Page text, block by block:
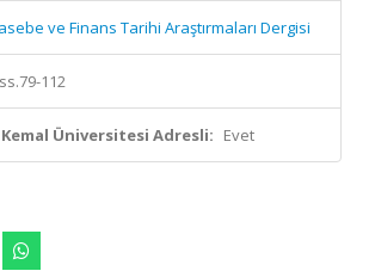
ve Finans Tarihi Araştırmaları Dergisi
ss.79-112
Üniversitesi Adresli: Evet